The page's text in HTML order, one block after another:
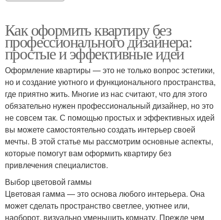
Как оформить квартиру без
профессионального дизайнера:
простые и эффективные идеи
Оформление квартиры — это не только вопрос эстетики,
но и создание уютного и функционального пространства,
где приятно жить. Многие из нас считают, что для этого
обязательно нужен профессиональный дизайнер, но это
не совсем так. С помощью простых и эффективных идей
вы можете самостоятельно создать интерьер своей
мечты. В этой статье мы рассмотрим основные аспекты,
которые помогут вам оформить квартиру без
привлечения специалистов.
Выбор цветовой гаммы
Цветовая гамма — это основа любого интерьера. Она
может сделать пространство светлее, уютнее или,
наоборот, визуально уменьшить комнату. Прежде чем